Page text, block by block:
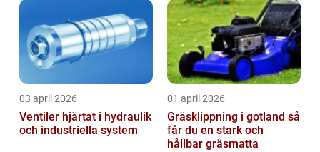
03 april 2026
Ventiler hjärtat i hydraulik
och industriella system
01 april 2026
Gräsklippning i gotland så
får du en stark och
hållbar gräsmatta